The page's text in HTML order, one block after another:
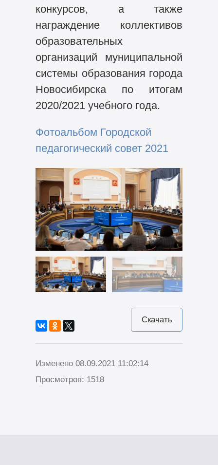
конкурсов, а также
награждение коллективов
образовательных
организаций муниципальной
системы образования города
Новосибирска по итогам
2020/2021 учебного года.
Фотоальбом Городской
педагогический совет 2021
Скачать
Изменено 08.09.2021 11:02:14
Просмотров: 1518